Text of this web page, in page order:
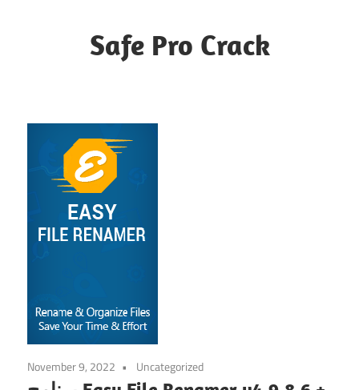
Safe Pro Crack
November 9, 2022 Uncategorized